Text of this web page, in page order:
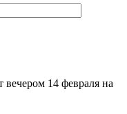
14 февраля на